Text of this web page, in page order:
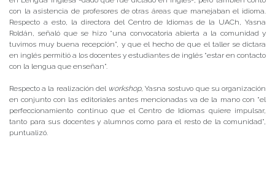
con la asistencia de profesores de otras áreas que manejaban el idioma.
Respecto a esto, la directora del Centro de Idiomas de la UACh, Yasna
Roldán, señaló que se hizo “una convocatoria abierta a la comunidad y
tuvimos muy buena recepción”, y que el hecho de que el taller se dictara
en inglés permitió a los docentes y estudiantes de inglés “estar en contacto
con la lengua que enseñan”.
Respecto a la realización del workshop, Yasna sostuvo que su organización
en conjunto con las editoriales antes mencionadas va de la mano con “el
perfeccionamiento continuo que el Centro de Idiomas quiere impulsar,
tanto para sus docentes y alumnos como para el resto de la comunidad”,
puntualizó.